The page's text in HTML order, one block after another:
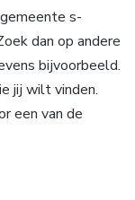
s-
dan op andere
bijvoorbeeld.
jij wilt vinden.
een van de